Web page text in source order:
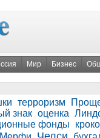
Мир Бизнес
терроризм
знак оценка
фонды